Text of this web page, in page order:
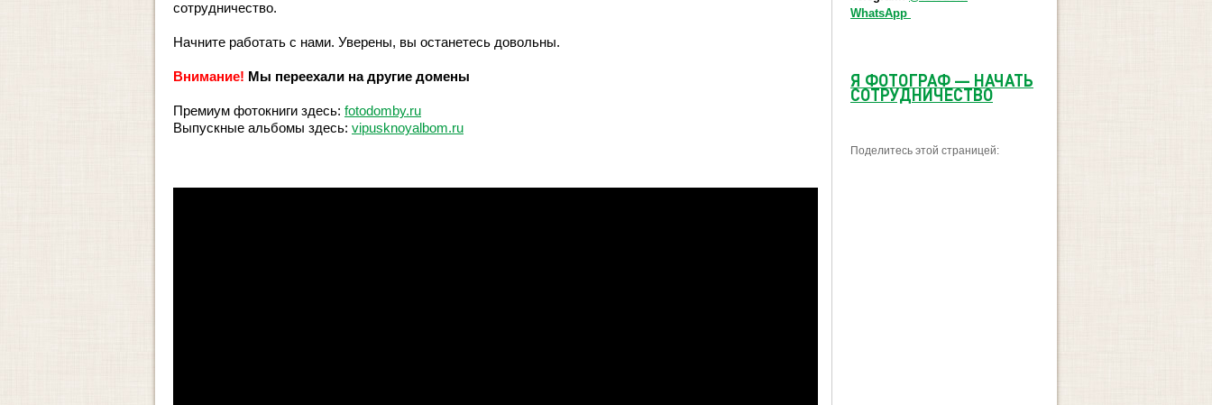
сотрудничество.
Начните работать с нами. Уверены, вы останетесь довольны.
Внимание! Мы переехали на другие домены
Премиум фотокниги здесь: fotodomby.ru
Выпускные альбомы здесь: vipusknoyalbom.ru
WhatsApp
Я ФОТОГРАФ — НАЧАТЬ
СОТРУДНИЧЕСТВО
Поделитесь этой страницей: